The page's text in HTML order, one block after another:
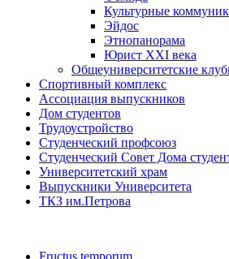
Культурные
Эйдос
Этнопанорама
Юрист XXI века
Общеуниверситетские
Спортивный комплекс
Ассоциация выпускников
Дом студентов
Трудоустройство
Студенческий профсоюз
Студенческий Совет Дома
Университетский храм
Выпускники Университета
ТКЗ им.Петрова
Fructus temporum